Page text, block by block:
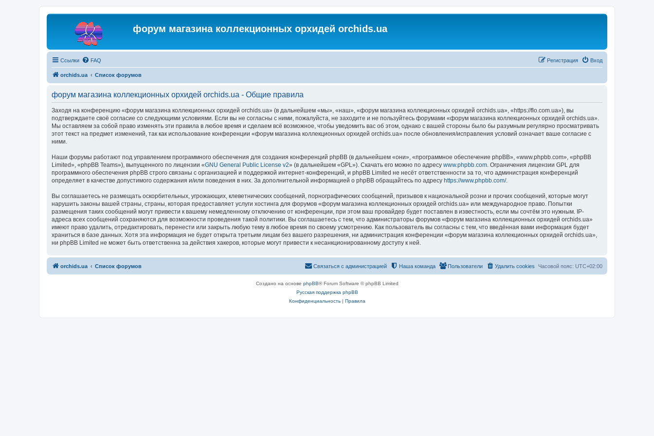
форум магазина коллекционных орхидей orchids.ua
Ссылки FAQ Вход
Регистрация
orchids.ua Список форумов
форум магазина коллекционных орхидей orchids.ua - Общие правила
Заходя на конференцию «форум магазина коллекционных орхидей orchids.ua» (в дальнейшем «мы», «наш», «форум магазина коллекционных орхидей orchids.ua», «https://flo.com.ua»), вы
подтверждаете своё согласие со следующими условиями. Если вы не согласны с ними, пожалуйста, не заходите и не пользуйтесь форумами «форум магазина коллекционных орхидей orchids.ua».
Мы оставляем за собой право изменять эти правила в любое время и сделаем всё возможное, чтобы уведомить вас об этом, однако с вашей стороны было бы разумным регулярно просматривать
этот текст на предмет изменений, так как использование конференции «форум магазина коллекционных орхидей orchids.ua» после обновления/исправления условий означает ваше согласие с
ними.
Наши форумы работают под управлением программного обеспечения для создания конференций phpBB (в дальнейшем «они», «программное обеспечение phpBB», «www.phpbb.com», «phpBB
Limited», «phpBB Teams»), выпущенного по лицензии «GNU General Public License v2» (в дальнейшем «GPL»). Скачать его можно по адресу www.phpbb.com. Ограничения лицензии GPL для
программного обеспечения phpBB строго связаны с организацией и поддержкой интернет-конференций, и phpBB Limited не несёт ответственности за то, что администрация конференций
определяет в качестве допустимого содержания и/или поведения в них. За дополнительной информацией о phpBB обращайтесь по адресу https://www.phpbb.com/.
Вы соглашаетесь не размещать оскорбительных, угрожающих, клеветнических сообщений, порнографических сообщений, призывов к национальной розни и прочих сообщений, которые могут
нарушить законы вашей страны, страны, которая предоставляет услуги хостинга для форумов «форум магазина коллекционных орхидей orchids.ua» или международное право. Попытки
размещения таких сообщений могут привести к вашему немедленному отключению от конференции, при этом ваш провайдер будет поставлен в известность, если мы сочтём это нужным. IP-
адреса всех сообщений сохраняются для возможности проведения такой политики. Вы соглашаетесь с тем, что администраторы форумов «форум магазина коллекционных орхидей orchids.ua»
имеют право удалить, отредактировать, перенести или закрыть любую тему в любое время по своему усмотрению. Как пользователь вы согласны с тем, что введённая вами информация будет
храниться в базе данных. Хотя эта информация не будет открыта третьим лицам без вашего разрешения, ни администрация конференции «форум магазина коллекционных орхидей orchids.ua»,
ни phpBB Limited не может быть ответственна за действия хакеров, которые могут привести к несанкционированному доступу к ней.
orchids.ua Список форумов Часовой пояс: UTC+02:00
Удалить cookies
Пользователи
Наша команда
Связаться с администрацией
Создано на основе phpBB® Forum Software © phpBB Limited
Русская поддержка phpBB
Конфиденциальность| Правила